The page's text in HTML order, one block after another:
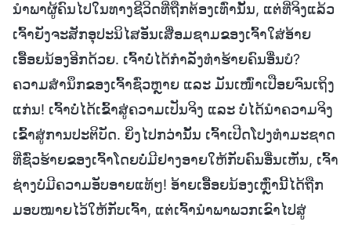
ນໍາພາຜູ້ຄົນໄປໃນທາງຊີວິດທີ່ຖືກຕ້ອງເທົ່ານັ້ນ, ແຕ່ທີ່ຈິງແລ້ວ
ເຈົ້າຍັງຈະສັກອຸປະນິໄສອັນເສື່ອມຊາມຂອງເຈົ້າໃສ່ອ້າຍ
ເອື້ອຍນ້ອງອີກດ້ວຍ. ເຈົ້າບໍ່ໄດ້ກຳລັງທຳຮ້າຍຄົນອື່ນບໍ?
ຄວາມສຳນຶກຂອງເຈົ້າຊົ່ວຫຼາຍ ແລະ ມັນເໜົ່າເປືອຍຈົນເຖິງ
ແກ່ນ! ເຈົ້າບໍ່ໄດ້ເຂົ້າສູ່ຄວາມເປັນຈິງ ແລະ ບໍ່ໄດ້ນໍາຄວາມຈິງ
ເຂົ້າສູ່ການປະຕິບັດ. ຍິ່ງໄປກວ່ານັ້ນ ເຈົ້າເປີດໂປງທຳມະຊາດ
ທີ່ຊົ່ວຮ້າຍຂອງເຈົ້າໂດຍບໍ່ມີຢາງອາຍໃຫ້ກັບຄົນອື່ນເຫັນ, ເຈົ້າ
ຊ່າງບໍ່ມີຄວາມອັບອາຍແທ້ໆ! ອ້າຍເອື້ອຍນ້ອງເຫຼົ່ານີ້ໄດ້ຖືກ
ມອບໝາຍໄວ້ໃຫ້ກັບເຈົ້າ, ແຕ່ເຈົ້ານໍາພາພວກເຂົາໄປສູ່